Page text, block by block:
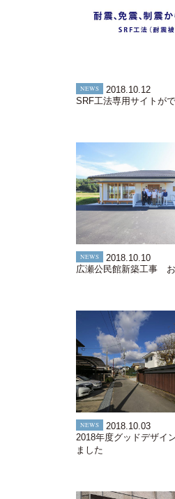
NEWS
2018.10.12
SRF工法専用サイトが
NEWS
2018.10.10
広瀬公民館新築工事
NEWS
2018.10.03
2018年度グッドデザイ
ました